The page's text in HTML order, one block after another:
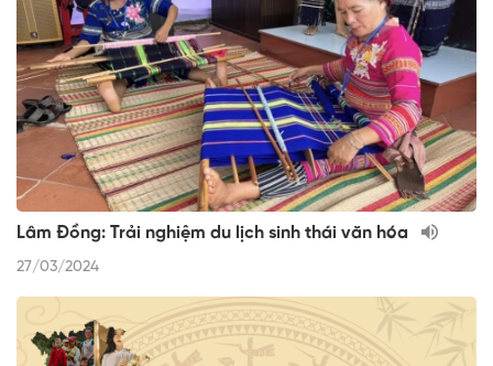
Lâm Đồng: Trải nghiệm du lịch sinh thái văn hóa
27/03/2024